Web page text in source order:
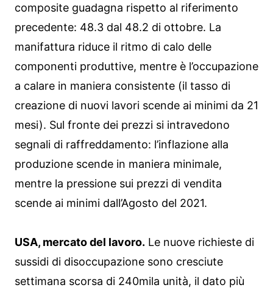
composite guadagna rispetto al riferimento
precedente: 48.3 dal 48.2 di ottobre. La
manifattura riduce il ritmo di calo delle
componenti produttive, mentre è l’occupazione
a calare in maniera consistente (il tasso di
creazione di nuovi lavori scende ai minimi da 21
mesi). Sul fronte dei prezzi si intravedono
segnali di raffreddamento: l’inflazione alla
produzione scende in maniera minimale,
mentre la pressione sui prezzi di vendita
scende ai minimi dall’Agosto del 2021.
USA, mercato del lavoro. Le nuove richieste di
sussidi di disoccupazione sono cresciute
settimana scorsa di 240mila unità, il dato più